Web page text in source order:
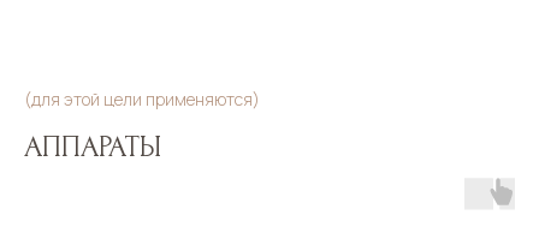
(для этой цели применяются)
АППАРАТЫ